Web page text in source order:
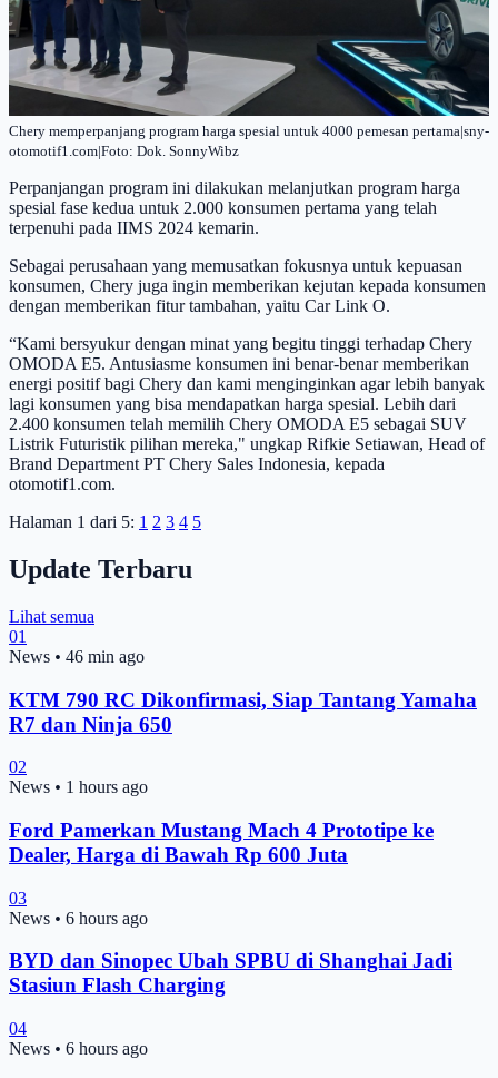
Chery memperpanjang program harga spesial untuk 4000 pemesan pertama|sny-
otomotif1.com|Foto: Dok. SonnyWibz
Perpanjangan program ini dilakukan melanjutkan program harga
spesial fase kedua untuk 2.000 konsumen pertama yang telah
terpenuhi pada IIMS 2024 kemarin.
Sebagai perusahaan yang memusatkan fokusnya untuk kepuasan
konsumen, Chery juga ingin memberikan kejutan kepada konsumen
dengan memberikan fitur tambahan, yaitu Car Link O.
“Kami bersyukur dengan minat yang begitu tinggi terhadap Chery
OMODA E5. Antusiasme konsumen ini benar-benar memberikan
energi positif bagi Chery dan kami menginginkan agar lebih banyak
lagi konsumen yang bisa mendapatkan harga spesial. Lebih dari
2.400 konsumen telah memilih Chery OMODA E5 sebagai SUV
Listrik Futuristik pilihan mereka," ungkap Rifkie Setiawan, Head of
Brand Department PT Chery Sales Indonesia, kepada
otomotif1.com.
Halaman 1 dari 5: 1 2 3 4 5
Update Terbaru
Lihat semua
01
News • 46 min ago
KTM 790 RC Dikonfirmasi, Siap Tantang Yamaha
R7 dan Ninja 650
02
News • 1 hours ago
Ford Pamerkan Mustang Mach 4 Prototipe ke
Dealer, Harga di Bawah Rp 600 Juta
03
News • 6 hours ago
BYD dan Sinopec Ubah SPBU di Shanghai Jadi
Stasiun Flash Charging
04
News • 6 hours ago